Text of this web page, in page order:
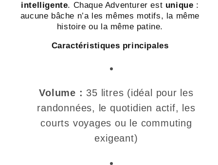
intelligente. Chaque Adventurer est unique :
aucune bâche n’a les mêmes motifs, la même
histoire ou la même patine.
Caractéristiques principales
Volume : 35 litres (idéal pour les
randonnées, le quotidien actif, les
courts voyages ou le commuting
exigeant)